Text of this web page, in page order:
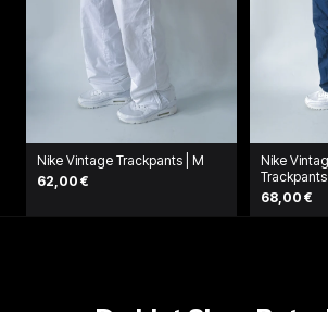
Nike Vintage Trackpants | M
62,00 €
Nike
Trackpants
68,00 €